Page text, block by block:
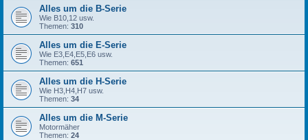
Alles um die B-Serie
Wie B10,12 usw.
Themen: 310
Alles um die E-Serie
Wie E3,E4,E5,E6 usw.
Themen: 651
Alles um die H-Serie
Wie H3,H4,H7 usw.
Themen: 34
Alles um die M-Serie
Motormäher
Themen: 24